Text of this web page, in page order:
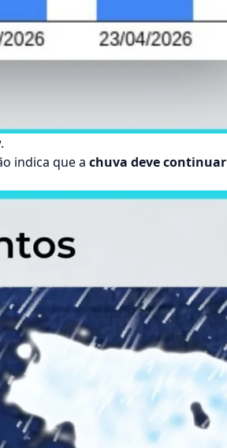
indica que a chuva deve continuar